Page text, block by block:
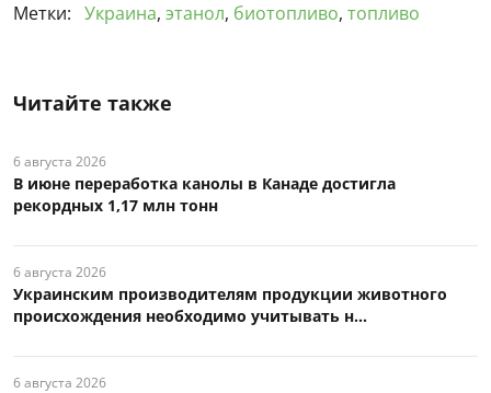
Метки: Украина, этанол, биотопливо, топливо
Читайте также
6 августа 2026
В июне переработка канолы в Канаде достигла
рекордных 1,17 млн тонн
6 августа 2026
Украинским производителям продукции животного
происхождения необходимо учитывать н...
6 августа 2026